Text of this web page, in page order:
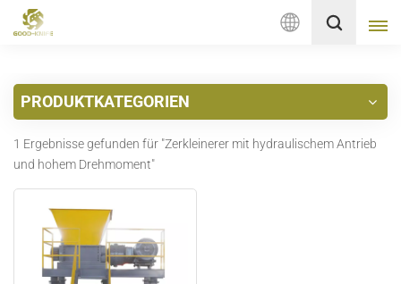
Deutsch
français
PRODUKTKATEGORIEN
1 Ergebnisse gefunden für "Zerkleinerer mit hydraulischem Antrieb
und hohem Drehmoment"